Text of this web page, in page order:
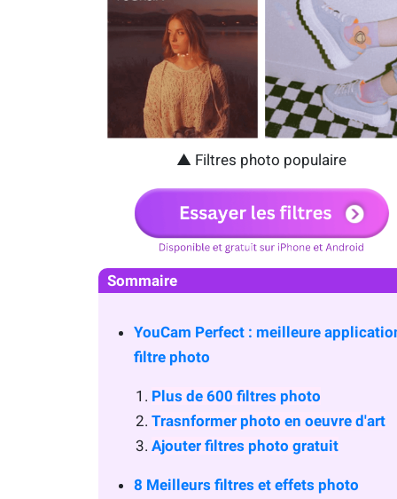
▲ Filtres photo populaire
Sommaire
YouCam Perfect : meilleure
filtre photo
Plus de 600 filtres photo
Trasnformer photo en oeuvre d'art
Ajouter filtres photo gratuit
8 Meilleurs filtres et effets photo